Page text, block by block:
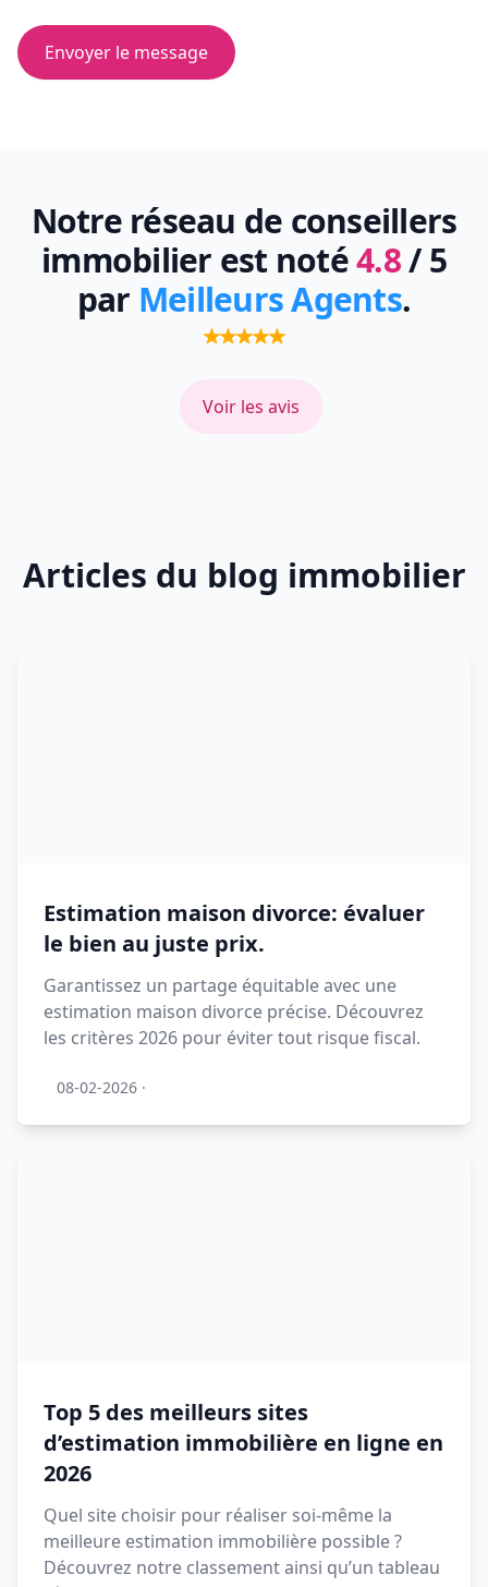
Envoyer le message
Notre réseau de conseillers
immobilier est noté4.8/ 5
par Meilleurs Agents.
Voir les avis
Articles du blog immobilier
Estimation maison divorce: évaluer
le bien au juste prix.
Garantissez un partage équitable avec une
estimation maison divorce précise. Découvrez
les critères 2026 pour éviter tout risque fiscal.
08-02-2026 ·
Top 5 des meilleurs sites
d’estimation immobilière en ligne en
2026
Quel site choisir pour réaliser soi-même la
meilleure estimation immobilière possible ?
Découvrez notre classement ainsi qu’un tableau